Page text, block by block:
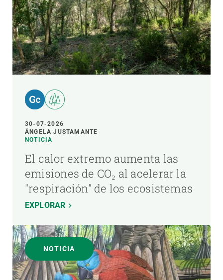
30-07-2026
ÁNGELA JUSTAMANTE
NOTICIA
El calor extremo aumenta las
emisiones de CO₂ al acelerar la
"respiración" de los ecosistemas
EXPLORAR
NOTICIA